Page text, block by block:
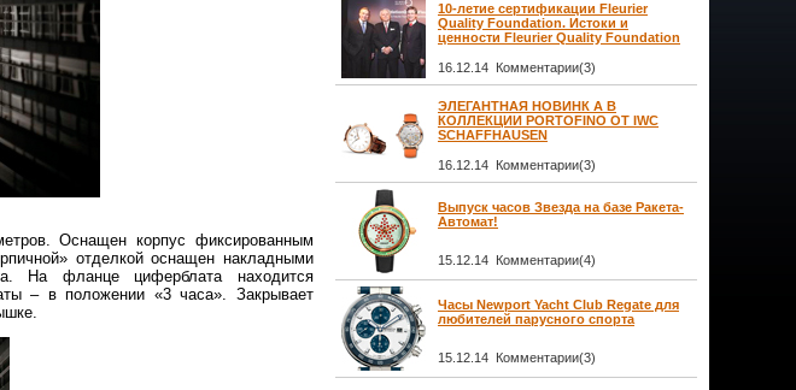
Оснащен корпус фиксированным
отделкой оснащен накладными
На фланце циферблата находится
– в положении «3 часа». Закрывает
10-летие сертификации Fleurier
Quality Foundation. Истоки и
ценности Fleurier Quality Foundation
16.12.14 Комментарии(3)
ЭЛЕГАНТНАЯ НОВИНК А В
КОЛЛЕКЦИИ PORTOFINO ОТ IWC
SCHAFFHAUSEN
16.12.14 Комментарии(3)
Выпуск часов Звезда на базе Ракета-
Автомат!
15.12.14 Комментарии(4)
Часы Newport Yacht Club Regate для
любителей парусного спорта
15.12.14 Комментарии(3)